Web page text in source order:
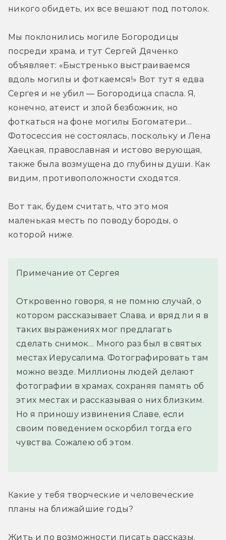
никого обидеть, их все вешают под потолок.
Мы поклонились могиле Богородицы
посреди храма, и тут Сергей Дяченко
объявляет: «Быстренько выстраиваемся
вдоль могилы и фоткаемся!» Вот тут я едва
Сергея и не убил — Богородица спасла. Я,
конечно, атеист и злой безбожник, но
фоткаться на фоне могилы Богоматери…
Фотосессия не состоялась, поскольку и Лена
Хаецкая, православная и истово верующая,
также была возмущена до глубины души. Как
видим, противоположности сходятся.
Вот так, будем считать, что это моя
маленькая месть по поводу бороды, о
которой ниже.
Примечание от Сергея
Откровенно говоря, я не помню случай, о
котором рассказывает Слава, и вряд ли я в
таких выражениях мог предлагать
сделать снимок… Много раз был в святых
местах Иерусалима. Фотографировать там
можно везде. Миллионы людей делают
фотографии в храмах, сохраняя память об
этих местах и рассказывая о них близким.
Но я приношу извинения Славе, если
своим поведением оскорбил тогда его
чувства. Сожалею об этом.
Какие у тебя творческие и человеческие
планы на ближайшие годы?
Жить и по возможности писать рассказы.